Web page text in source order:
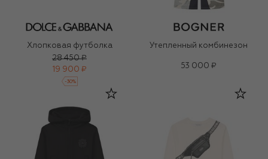
Хлопковая футболка
28 450 ₽
19 900 ₽
-30%
Утепленный комбинезон
53 000 ₽